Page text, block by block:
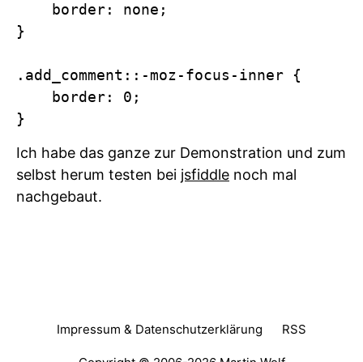
    border: none;
}
.add_comment::-moz-focus-inner {
    border: 0;
Ich habe das ganze zur Demonstration und zum
selbst herum testen bei jsfiddle noch mal
nachgebaut.
Impressum & Datenschutzerklärung RSS